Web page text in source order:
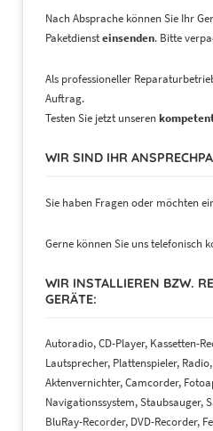
Nach Absprache können Sie Ihr
Paketdiensteinsenden. Bitte
Als professioneller
Auftrag.
Testen Sie jetzt unseren
WIR SIND IHR
Sie haben Fragen oder möchten
Gerne können Sie uns telefonisch
WIR INSTALLIEREN BZW.
GERÄTE:
Autoradio, CD-Player, Kassetten-
Lautsprecher, Plattenspieler,
Aktenvernichter, Camcorder,
Navigationssystem, Staubsauger,
BluRay-Recorder, DVD-Recorder,